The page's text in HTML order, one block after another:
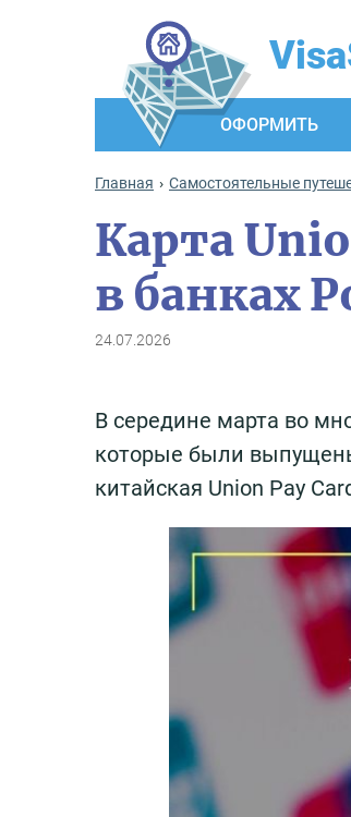
ОФОРМИТЬ
Главная Самостоятельные
Карта
в банках
24.07.2026
В середине марта во
которые были
китайская Union Pay